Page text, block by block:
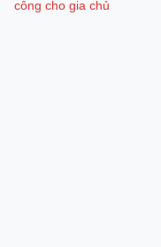
công cho gia chủ